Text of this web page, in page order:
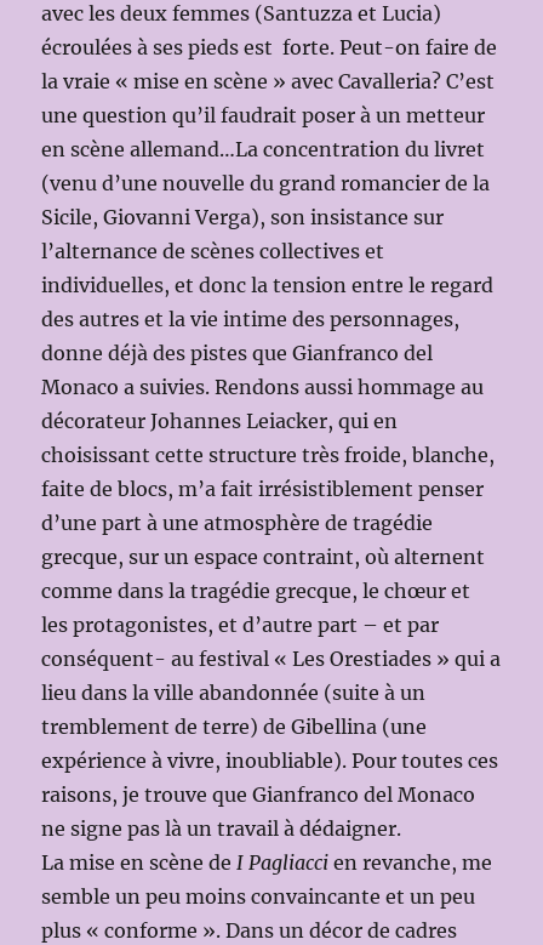
avec les deux femmes (Santuzza et Lucia)
écroulées à ses pieds est forte. Peut-on faire de
la vraie « mise en scène » avec Cavalleria? C’est
une question qu’il faudrait poser à un metteur
en scène allemand…La concentration du livret
(venu d’une nouvelle du grand romancier de la
Sicile, Giovanni Verga), son insistance sur
l’alternance de scènes collectives et
individuelles, et donc la tension entre le regard
des autres et la vie intime des personnages,
donne déjà des pistes que Gianfranco del
Monaco a suivies. Rendons aussi hommage au
décorateur Johannes Leiacker, qui en
choisissant cette structure très froide, blanche,
faite de blocs, m’a fait irrésistiblement penser
d’une part à une atmosphère de tragédie
grecque, sur un espace contraint, où alternent
comme dans la tragédie grecque, le chœur et
les protagonistes, et d’autre part – et par
conséquent- au festival « Les Orestiades » qui a
lieu dans la ville abandonnée (suite à un
tremblement de terre) de Gibellina (une
expérience à vivre, inoubliable). Pour toutes ces
raisons, je trouve que Gianfranco del Monaco
ne signe pas là un travail à dédaigner.
La mise en scène deI Pagliacci en revanche, me
semble un peu moins convaincante et un peu
plus « conforme ». Dans un décor de cadres